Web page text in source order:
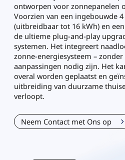
ontworpen voor zonnepanelen
Voorzien van een ingebouwde
(uitbreidbaar tot 16 kWh) en
de ultieme plug-and-play
systemen. Het integreert
zonne-energiesysteem –
aanpassingen nodig zijn. Het
overal worden geplaatst en
uitbreiding van duurzame
verloopt.
Neem Contact met Ons op